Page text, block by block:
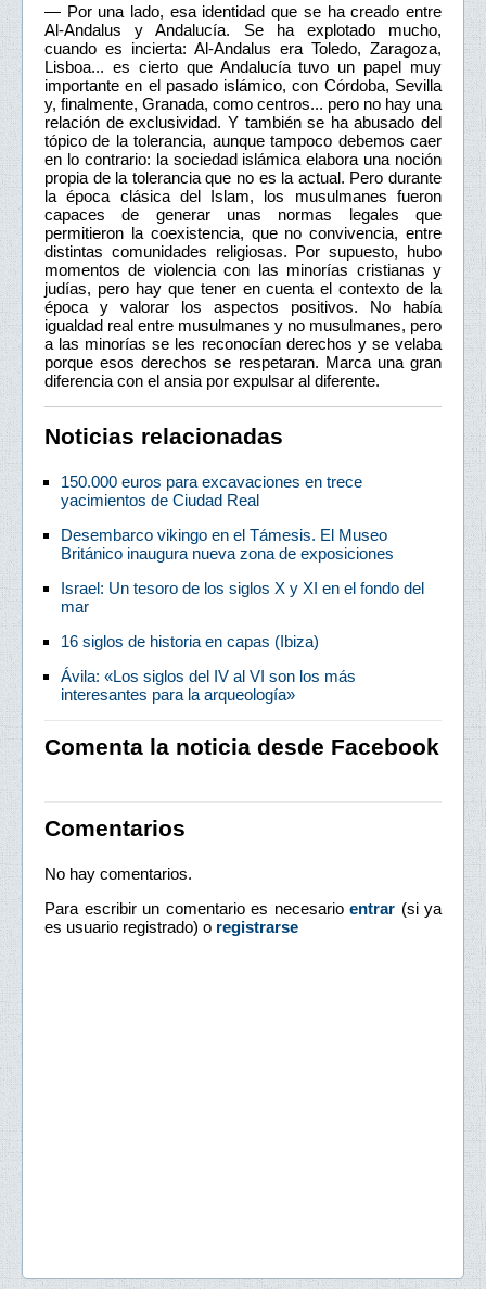
— Por una lado, esa identidad que se ha creado entre
Al-Andalus y Andalucía. Se ha explotado mucho,
cuando es incierta: Al-Andalus era Toledo, Zaragoza,
Lisboa... es cierto que Andalucía tuvo un papel muy
importante en el pasado islámico, con Córdoba, Sevilla
y, finalmente, Granada, como centros... pero no hay una
relación de exclusividad. Y también se ha abusado del
tópico de la tolerancia, aunque tampoco debemos caer
en lo contrario: la sociedad islámica elabora una noción
propia de la tolerancia que no es la actual. Pero durante
la época clásica del Islam, los musulmanes fueron
capaces de generar unas normas legales que
permitieron la coexistencia, que no convivencia, entre
distintas comunidades religiosas. Por supuesto, hubo
momentos de violencia con las minorías cristianas y
judías, pero hay que tener en cuenta el contexto de la
época y valorar los aspectos positivos. No había
igualdad real entre musulmanes y no musulmanes, pero
a las minorías se les reconocían derechos y se velaba
porque esos derechos se respetaran. Marca una gran
diferencia con el ansia por expulsar al diferente.
Noticias relacionadas
150.000 euros para excavaciones en trece
yacimientos de Ciudad Real
Desembarco vikingo en el Támesis. El Museo
Británico inaugura nueva zona de exposiciones
Israel: Un tesoro de los siglos X y XI en el fondo del
mar
16 siglos de historia en capas (Ibiza)
Ávila: «Los siglos del IV al VI son los más
interesantes para la arqueología»
Comenta la noticia desde Facebook
Comentarios
No hay comentarios.
Para escribir un comentario es necesario entrar (si ya
es usuario registrado) o registrarse